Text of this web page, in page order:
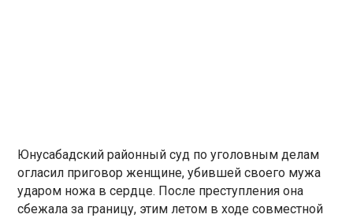
Юнусабадский районный суд по уголовным делам
огласил приговор женщине, убившей своего мужа
ударом ножа в сердце. После преступления она
сбежала за границу, этим летом в ходе совместной